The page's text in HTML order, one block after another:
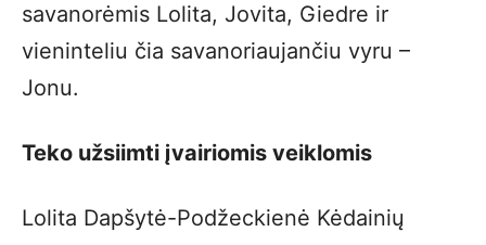
savanorėmis Lolita, Jovita, Giedre ir
vieninteliu čia savanoriaujančiu vyru –
Jonu.
Teko užsiimti įvairiomis veiklomis
Lolita Dapšytė-Podžeckienė Kėdainių